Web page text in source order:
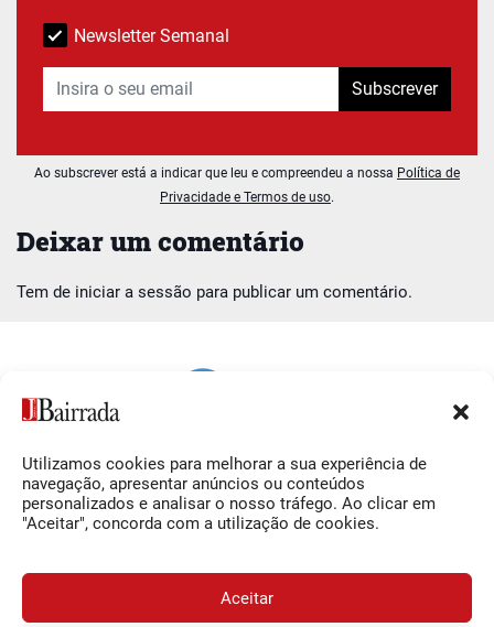
Utilizamos cookies para melhorar a sua experiência de
navegação, apresentar anúncios ou conteúdos
personalizados e analisar o nosso tráfego. Ao clicar em
"Aceitar", concorda com a utilização de cookies.
Aceitar
Deixar um comentário
Tem de iniciar a sessão para publicar um comentário.
Newsletter Semanal
Subscrever
Ao subscrever está a indicar que leu e compreendeu a nossa Política de
Privacidade e Termos de uso.
Siga-nos
Facebook
O Jornal da Bairrada
Contactos